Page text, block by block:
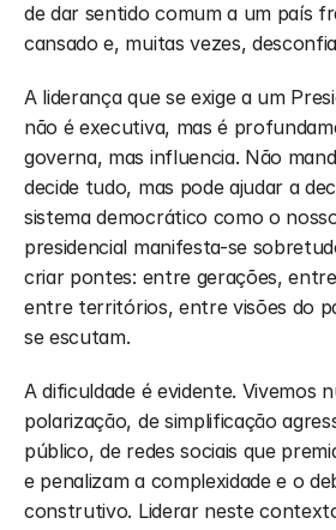
de dar sentido comum a um país
cansado e, muitas vezes,
A liderança que se exige a um
não é executiva, mas é
governa, mas influencia. Não
decide tudo, mas pode ajudar a
sistema democrático como o
presidencial manifesta-se
criar pontes: entre gerações,
entre territórios, entre visões do
se escutam.
A dificuldade é evidente. Vivemos
polarização, de simplificação
público, de redes sociais que
e penalizam a complexidade e o
construtivo. Liderar neste